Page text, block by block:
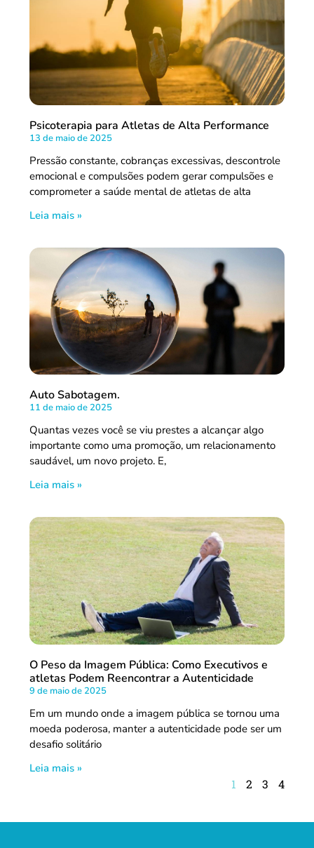
Psicoterapia para Atletas de Alta Performance
13 de maio de 2025
Pressão constante, cobranças excessivas, descontrole
emocional e compulsões podem gerar compulsões e
comprometer a saúde mental de atletas de alta
Leia mais »
Auto Sabotagem.
11 de maio de 2025
Quantas vezes você se viu prestes a alcançar algo
importante como uma promoção, um relacionamento
saudável, um novo projeto. E,
Leia mais »
O Peso da Imagem Pública: Como Executivos e
atletas Podem Reencontrar a Autenticidade
9 de maio de 2025
Em um mundo onde a imagem pública se tornou uma
moeda poderosa, manter a autenticidade pode ser um
desafio solitário
Leia mais »
1 2 3 4